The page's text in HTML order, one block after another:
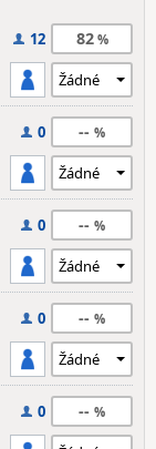
12 82
0 --
0 --
0 --
0 --